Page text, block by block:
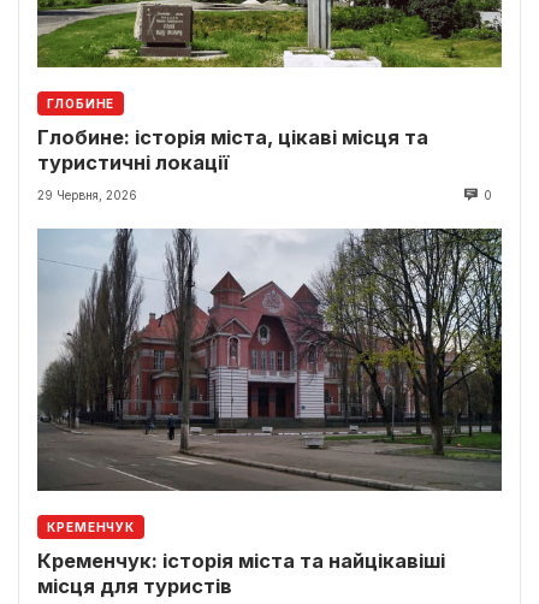
ГЛОБИНЕ
Глобине: історія міста, цікаві місця та
туристичні локації
29 Червня, 2026 0
КРЕМЕНЧУК
Кременчук: історія міста та найцікавіші
місця для туристів